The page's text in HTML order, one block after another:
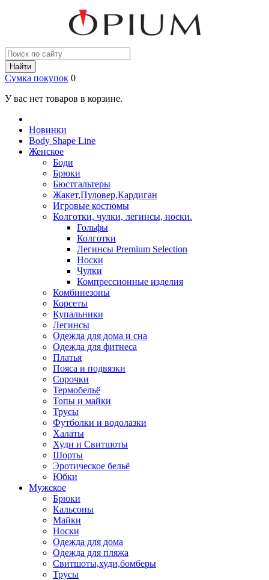
Найти
Сумка покупок 0
У вас нет товаров в корзине.
Новинки
Body Shape Line
Женское
Боди
Брюки
Бюстгальтеры
Жакет,Пуловер,Кардиган
Игровые костюмы
Колготки, чулки, легинсы, носки.
Гольфы
Колготки
Легинсы Premium Selection
Носки
Чулки
Компрессионные изделия
Комбинезоны
Корсеты
Купальники
Легинсы
Одежда для дома и сна
Одежда для фитнеса
Платья
Пояса и подвязки
Сорочки
Термобельё
Топы и майки
Трусы
Футболки и водолазки
Халаты
Худи и Свитшоты
Шорты
Эротическое бельё
Юбки
Мужское
Брюки
Кальсоны
Майки
Носки
Одежда для дома
Одежда для пляжа
Свитшоты,худи,бомберы
Трусы